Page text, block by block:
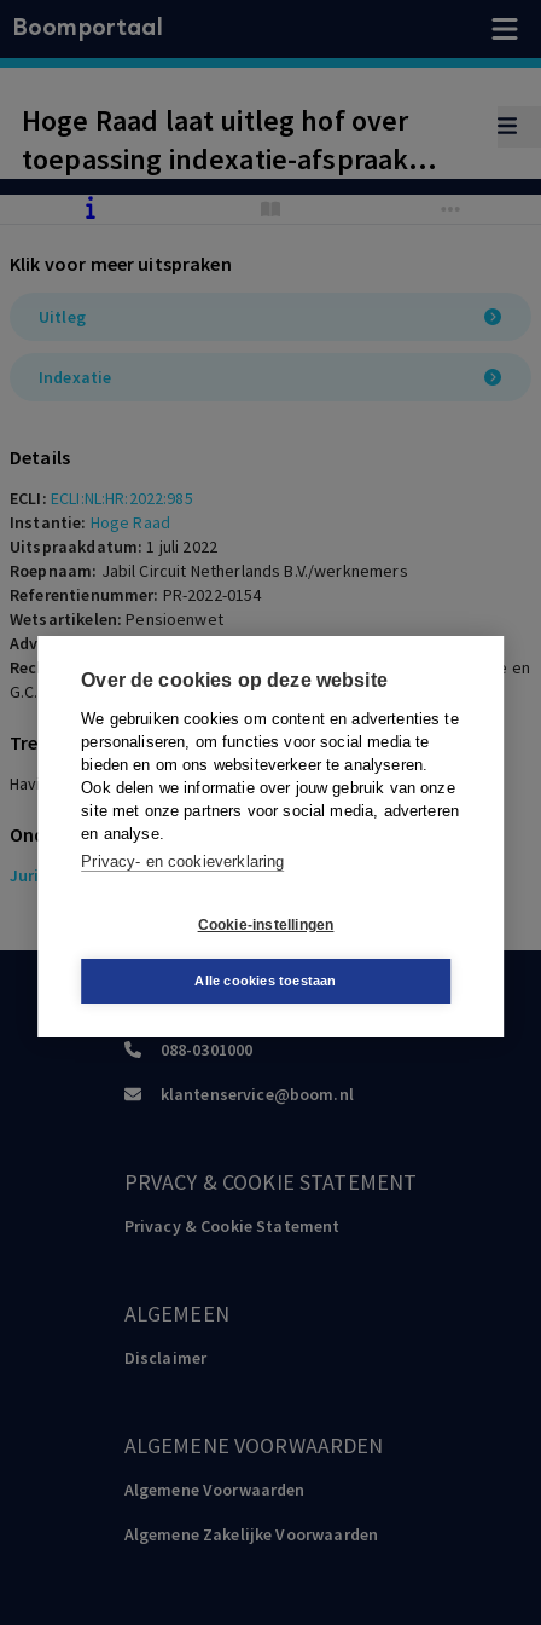
Over de cookies op deze website
We gebruiken cookies om content en advertenties te
personaliseren, om functies voor social media te
bieden en om ons websiteverkeer te analyseren.
Ook delen we informatie over jouw gebruik van onze
site met onze partners voor social media, adverteren
en analyse.
Privacy- en cookieverklaring
Cookie-instellingen
Alle cookies toestaan
Boomportaal
Hoge Raad laat uitleg hof over
toepassing indexatie-afspraak
pensioenen in stand
Klik voor meer uitspraken
Uitleg
Indexatie
Details
ECLI: ECLI:NL:HR:2022:985
Instantie: Hoge Raad
Uitspraakdatum:1 juli 2022
Roepnaam: Jabil Circuit Netherlands B.V./werknemers
Referentienummer: PR-2022-0154
Wetsartikelen:Pensioenwet
Advocaten:M.W. Scheltema en H.J.W. Alt
Rechters:G. de Groot, H.M. Wattendorff, F.J.P. Lock, A.E.B. ter Heide en
G.C. Makkink
Trefwoorden
Haviltex, uitleg, indexatie
Onderwerpen
Juridisch> Pensioenrecht
KLANTENSERVICE
088-0301000
klantenservice@boom.nl
PRVACY & COOKIE STATEMENT
Privacy & Cookie Statement
ALGEMEEN
Disclaimer
ALGEMENE VOORWAARDEN
Algemene Voorwaarden
Algemene Zakelijke Voorwaarden